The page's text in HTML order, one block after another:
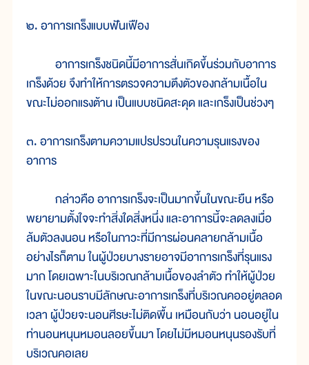
๒. อาการเกร็งแบบฟันเฟือง
อาการเกร็งชนิดนี้มีอาการสั่นเกิดขึ้นร่วมกับอาการ
เกร็งด้วย จึงทำให้การตรวจความตึงตัวของกล้ามเนื้อใน
ขณะไม่ออกแรงต้าน เป็นแบบชนิดสะดุด และเกร็งเป็นช่วงๆ
๓. อาการเกร็งตามความแปรปรวนในความรุนแรงของ
อาการ
กล่าวคือ อาการเกร็งจะเป็นมากขึ้นในขณะยืน หรือ
พยายามตั้งใจจะทำสิ่งใดสิ่งหนึ่ง และอาการนี้จะลดลงเมื่อ
ล้มตัวลงนอน หรือในภาวะที่มีการผ่อนคลายกล้ามเนื้อ
อย่างไรก็ตาม ในผู้ป่วยบางรายอาจมีอาการเกร็งที่รุนแรง
มาก โดยเฉพาะในบริเวณกล้ามเนื้อของลำตัว ทำให้ผู้ป่วย
ในขณะนอนราบมีลักษณะอาการเกร็งที่บริเวณคออยู่ตลอด
เวลา ผู้ป่วยจะนอนศีรษะไม่ติดพื้น เหมือนกับว่า นอนอยู่ใน
ท่านอนหนุนหมอนลอยขึ้นมา โดยไม่มีหมอนหนุนรองรับที่
บริเวณคอเลย